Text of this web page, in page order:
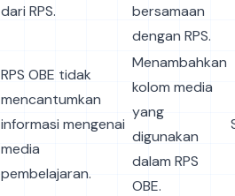
dari RPS.
bersamaan
dengan RPS.
RPS OBE tidak
mencantumkan
informasi mengenai
media
pembelajaran.
Menambahkan
kolom media
yang
digunakan
dalam RPS
OBE.